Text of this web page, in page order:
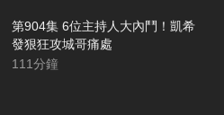
第904集 6位主持人大內鬥！凱希
發狠狂攻城哥痛處
111分鐘